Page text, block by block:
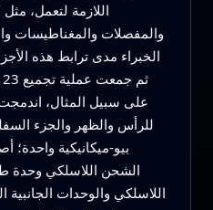
اللازمة لتعمل،
والمفصلات والمغناطيسات
الخبراء مدى ترابط هذه
على سبيل المثال، اندمجت
للرأس والظهر والجزء
بيو-ميكانيكية
الشحن اللاسلكي وحدة
اللاسلكي والوحدات